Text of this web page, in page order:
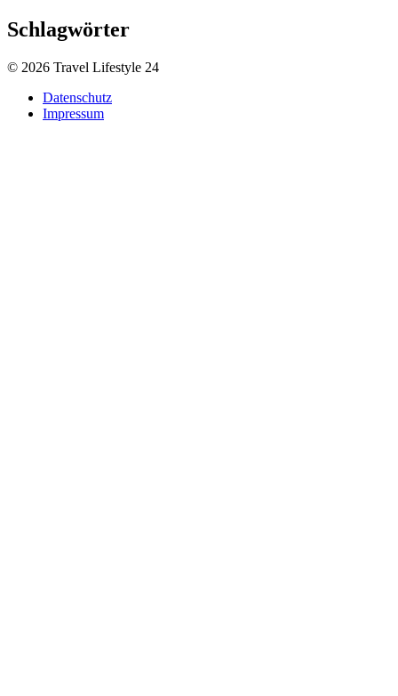
Schlagwörter
© 2026 Travel Lifestyle 24
Datenschutz
Impressum